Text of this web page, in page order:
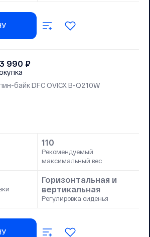
990 ₽
байк DFC OVICX B-Q210W
110
Рекомендуемый
максимальный вес
Горизонтальная и
вертикальная
Регулировка сиденья